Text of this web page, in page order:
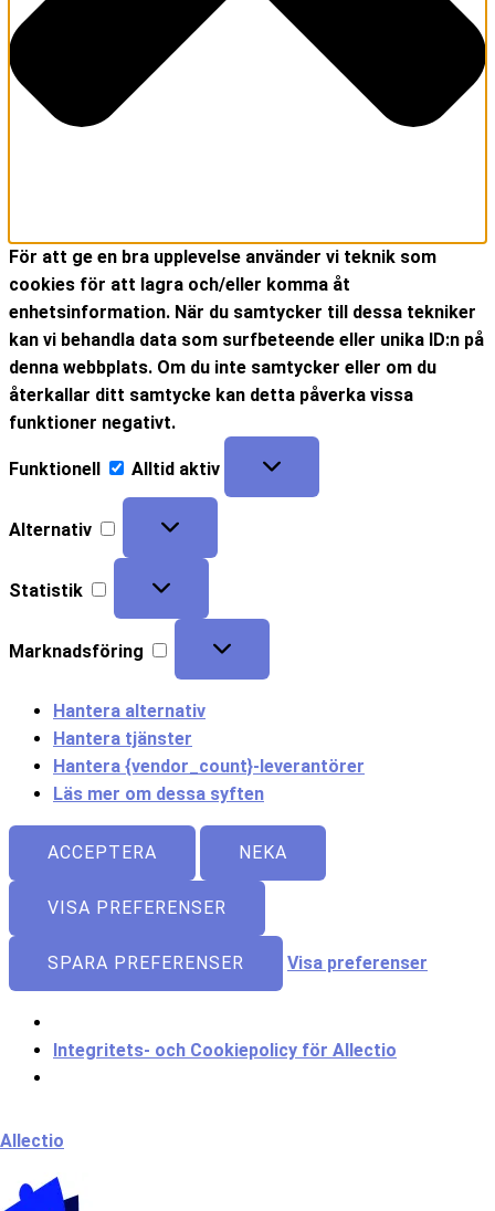
För att ge en bra upplevelse använder vi teknik som
cookies för att lagra och/eller komma åt
enhetsinformation. När du samtycker till dessa tekniker
kan vi behandla data som surfbeteende eller unika ID:n på
denna webbplats. Om du inte samtycker eller om du
återkallar ditt samtycke kan detta påverka vissa
funktioner negativt.
Funktionell Alltid aktiv
Alternativ
Statistik
Marknadsföring
Hantera alternativ
Hantera tjänster
Hantera {vendor_count}-leverantörer
Läs mer om dessa syften
ACCEPTERA NEKA
VISA PREFERENSER
SPARA PREFERENSER Visa preferenser
Integritets- och Cookiepolicy för Allectio
Allectio